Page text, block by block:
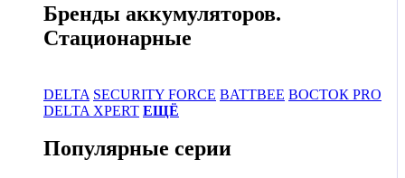
Бренды аккумуляторов.
Стационарные
DELTA SECURITY FORCE BATTBEE ВОСТОК PRO
DELTA XPERT ЕЩЁ
Популярные серии